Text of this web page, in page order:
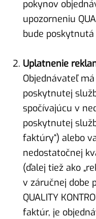
pokynov
upozorneniu
bude poskytnutá
Uplatnenie
Objednávateľ
poskytnutej
spočívajúcu v
poskytnutej
faktúry“) alebo
nedostatočnej
(ďalej tiež ako
v záručnej dobe
QUALITY
faktúr, je